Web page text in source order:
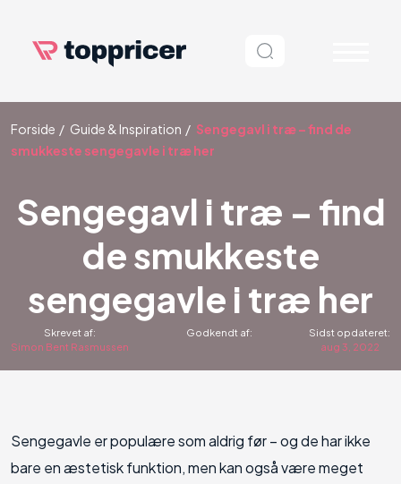
Forside Guide & Inspiration
Sengegavl i træ – find de
smukkeste sengegavle i træ her
Sengegavl i træ – find
de smukkeste
sengegavle i træ her
Skrevet af:
Simon Bent Rasmussen
Godkendt af:
Sidst opdateret:
aug 3, 2022
Sengegavle er populære som aldrig før – og de har ikke
bare en æstetisk funktion, men kan også være meget